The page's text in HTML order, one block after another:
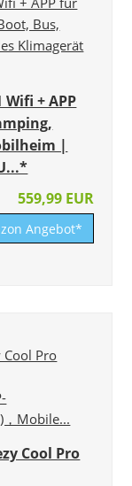
+ APP
|
559,99 EUR
Angebot*
Cool Pro